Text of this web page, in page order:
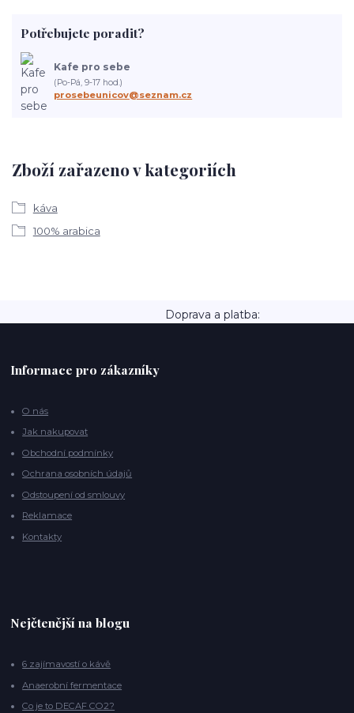
Zboží zařazeno v kategoriích
káva
100% arabica
Potřebujete poradit?
Kafe pro sebe
(Po-Pá, 9-17 hod.)
prosebeunicov@seznam.cz
Doprava a platba:
Informace pro zákazníky
O nás
Jak nakupovat
Obchodní podmínky
Ochrana osobních údajů
Odstoupení od smlouvy
Reklamace
Kontakty
Nejčtenější na blogu
6 zajímavostí o kávě
Anaerobní fermentace
Co je to DECAF CO2?